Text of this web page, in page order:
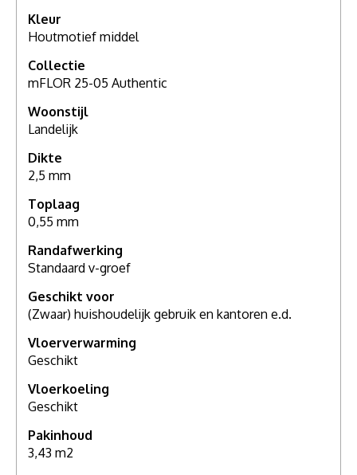
Kleur
Houtmotief middel
Collectie
mFLOR 25-05 Authentic
Woonstijl
Landelijk
Dikte
2,5 mm
Toplaag
0,55 mm
Randafwerking
Standaard v-groef
Geschikt voor
(Zwaar) huishoudelijk gebruik en kantoren e.d.
Vloerverwarming
Geschikt
Vloerkoeling
Geschikt
Pakinhoud
3,43 m2